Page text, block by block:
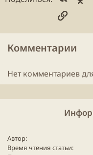
разберемся. Будем
хоть чему-то научит.
Не забывайте
Для просмотра этого
Более подробную
Ссылка
Комментарии
Нет комментариев
Автор
Время чтения статьи